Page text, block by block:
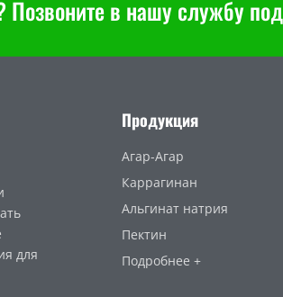
в нашу службу
для
Продукция
Агар-Агар
Каррагинан
Альгинат натрия
Пектин
Подробнее +